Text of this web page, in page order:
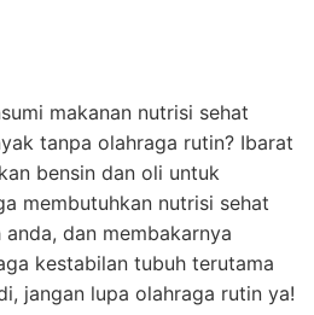
makanan nutrisi sehat
tanpa olahraga rutin? Ibarat
bensin dan oli untuk
membutuhkan nutrisi sehat
dan membakarnya
kestabilan tubuh terutama
jangan lupa olahraga rutin ya!